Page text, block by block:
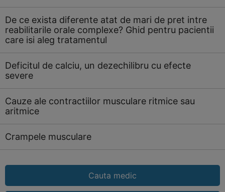
De ce exista diferente atat de mari de pret intre
reabilitarile orale complexe? Ghid pentru pacientii
care isi aleg tratamentul
Deficitul de calciu, un dezechilibru cu efecte
severe
Cauze ale contractiilor musculare ritmice sau
aritmice
Crampele musculare
Cauta medic